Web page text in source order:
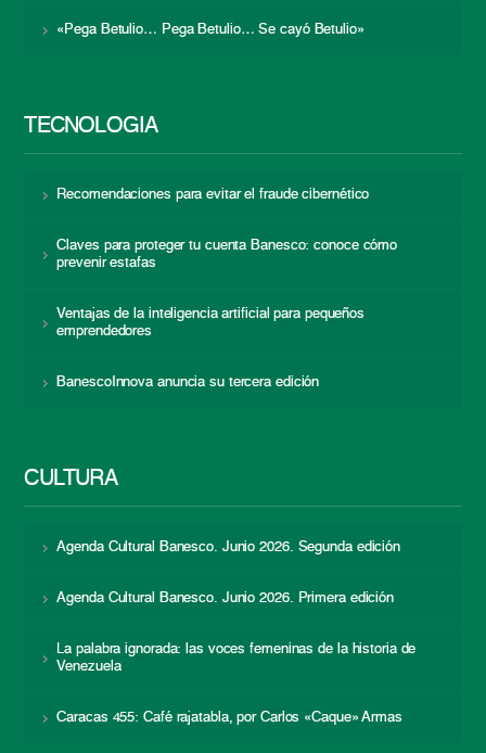
«Pega Betulio… Pega Betulio… Se cayó Betulio»
TECNOLOGÍA
Recomendaciones para evitar el fraude cibernético
Claves para proteger tu cuenta Banesco: conoce cómo
prevenir estafas
Ventajas de la inteligencia artificial para pequeños
emprendedores
BanescoInnova anuncia su tercera edición
CULTURA
Agenda Cultural Banesco. Junio 2026. Segunda edición
Agenda Cultural Banesco. Junio 2026. Primera edición
La palabra ignorada: las voces femeninas de la historia de
Venezuela
Caracas 455: Café rajatabla, por Carlos «Caque» Armas